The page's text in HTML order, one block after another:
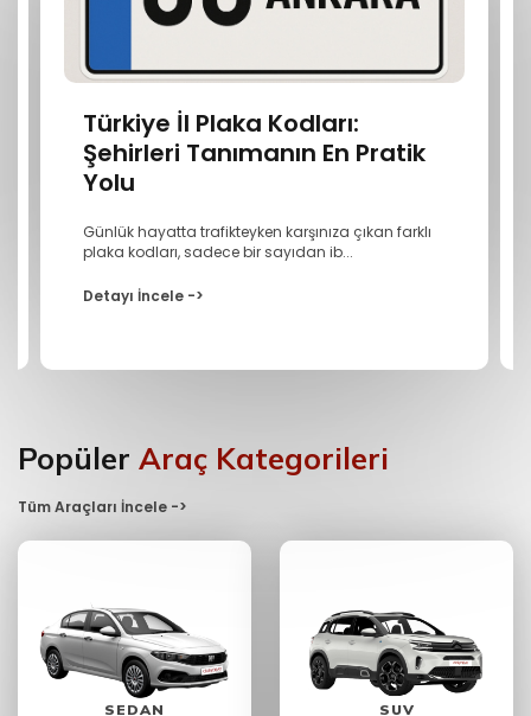
Türkiye İl Plaka Kodları:
Şehirleri Tanımanın En Pratik
Yolu
Günlük hayatta trafikteyken karşınıza çıkan farklı
plaka kodları, sadece bir sayıdan ib...
Detayı İncele ->
Popüler Araç Kategorileri
Tüm Araçları İncele ->
SEDAN SUV